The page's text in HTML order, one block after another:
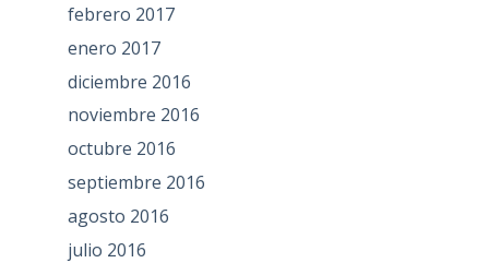
febrero 2017
enero 2017
diciembre 2016
noviembre 2016
octubre 2016
septiembre 2016
agosto 2016
julio 2016